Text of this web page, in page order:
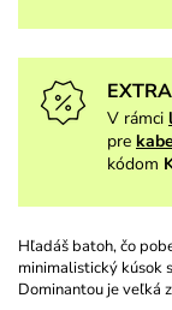
V rámci
pre
kódom
Hľadáš batoh, čo
minimalistický kúsok
Dominantou je veľká